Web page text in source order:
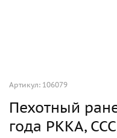
Артикул: 106079
Пехотный
года РККА,